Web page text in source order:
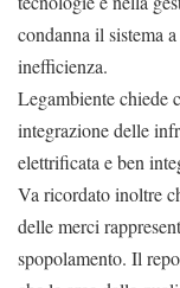
condanna il sistema
inefficienza.
Legambiente chiede
integrazione delle
elettrificata e ben
Va ricordato inoltre
delle merci
spopolamento. Il